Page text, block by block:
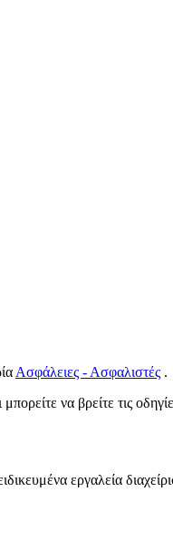
Ασφάλειες - Ασφαλιστές .
μπορείτε να βρείτε τις
εργαλεία